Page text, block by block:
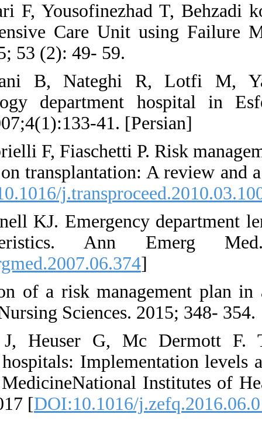
33. Attar Jannesar
Risk Assessment
Journal of
34. Habibi E,
management on
Management
35. Pretagostini R,
and safety
2010; 42:1014-6. [
36. Handel DA,
demographic
[DOI:10.1016/
37. Li G,
International
38. Manser T,
management
US National
10.1016/